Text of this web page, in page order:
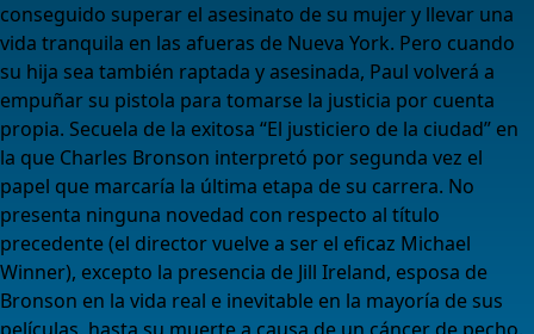
conseguido superar el asesinato de su mujer y llevar una
vida tranquila en las afueras de Nueva York. Pero cuando
su hija sea también raptada y asesinada, Paul volverá a
empuñar su pistola para tomarse la justicia por cuenta
propia. Secuela de la exitosa “El justiciero de la ciudad” en
la que Charles Bronson interpretó por segunda vez el
papel que marcaría la última etapa de su carrera. No
presenta ninguna novedad con respecto al título
precedente (el director vuelve a ser el eficaz Michael
Winner), excepto la presencia de Jill Ireland, esposa de
Bronson en la vida real e inevitable en la mayoría de sus